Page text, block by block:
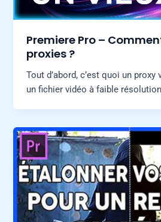
Premiere Pro –
proxies ?
Tout d’abord, c’est quoi un proxy
un fichier vidéo à faible